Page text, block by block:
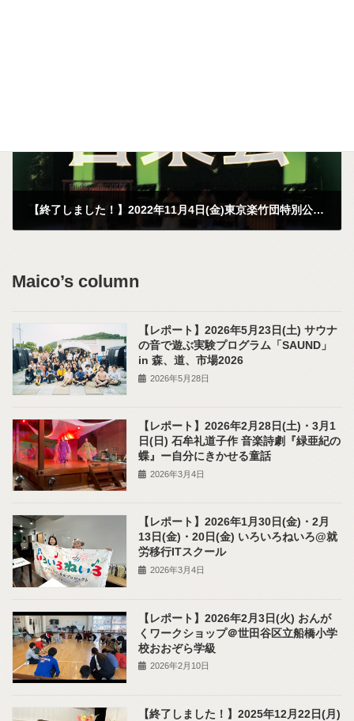
【終了しました！】2022年11月4日(金)東京楽竹団特別公演「森の音楽会」
Maico’s column
【レポート】2026年5月23日(土) サウナ
の音で遊ぶ実験プログラム「SAUND」
in 森、道、市場2026
2026年5月28日
【レポート】2026年2月28日(土)・3月1
日(日) 石牟礼道子作 音楽詩劇『緑亜紀の
蝶』ー自分にきかせる童話
2026年3月4日
【レポート】2026年1月30日(金)・2月
13日(金)・20日(金) いろいろねいろ@就
労移行ITスクール
2026年3月4日
【レポート】2026年2月3日(火) おんが
くワークショップ＠世田谷区立船橋小学
校おおぞら学級
2026年2月10日
【終了しました！】2025年12月22日(月)